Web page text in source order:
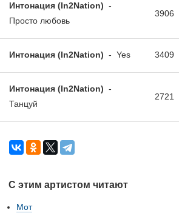
Интонация (In2Nation) -
Просто любовь
3906
Интонация (In2Nation) - Yes 3409
Интонация (In2Nation) -
Танцуй
2721
С этим артистом читают
Мот